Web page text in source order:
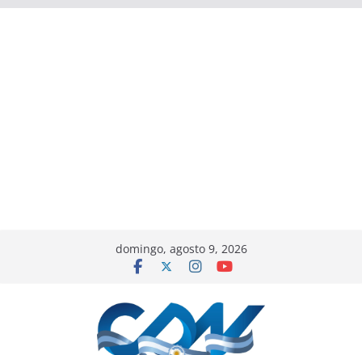
domingo, agosto 9, 2026